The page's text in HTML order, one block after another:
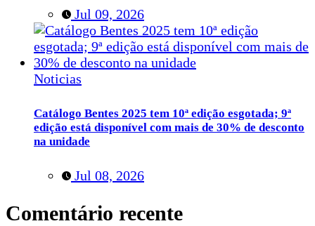
Jul 09, 2026
Noticias
Catálogo Bentes 2025 tem 10ª edição esgotada; 9ª
edição está disponível com mais de 30% de desconto
na unidade
Jul 08, 2026
Comentário recente